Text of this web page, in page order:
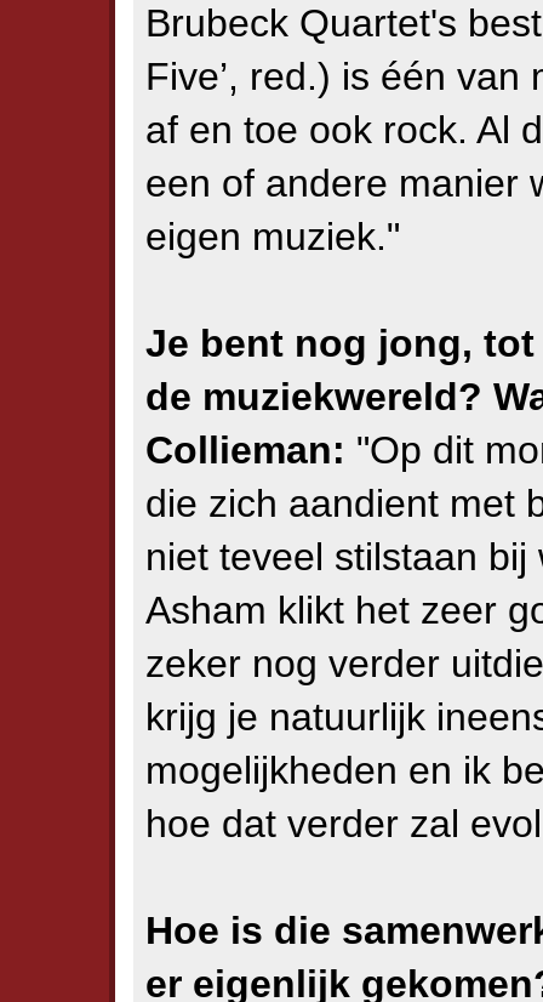
Brubeck Quartet's
Five’, red.) is één
af en toe ook rock. Al
een of andere manier
eigen muziek."
Je bent nog jong,
de muziekwereld?
Collieman: "Op dit
die zich aandient met
niet teveel stilstaan
Asham klikt het zeer
zeker nog verder
krijg je natuurlijk
mogelijkheden en ik
hoe dat verder zal
Hoe is die
er eigenlijk